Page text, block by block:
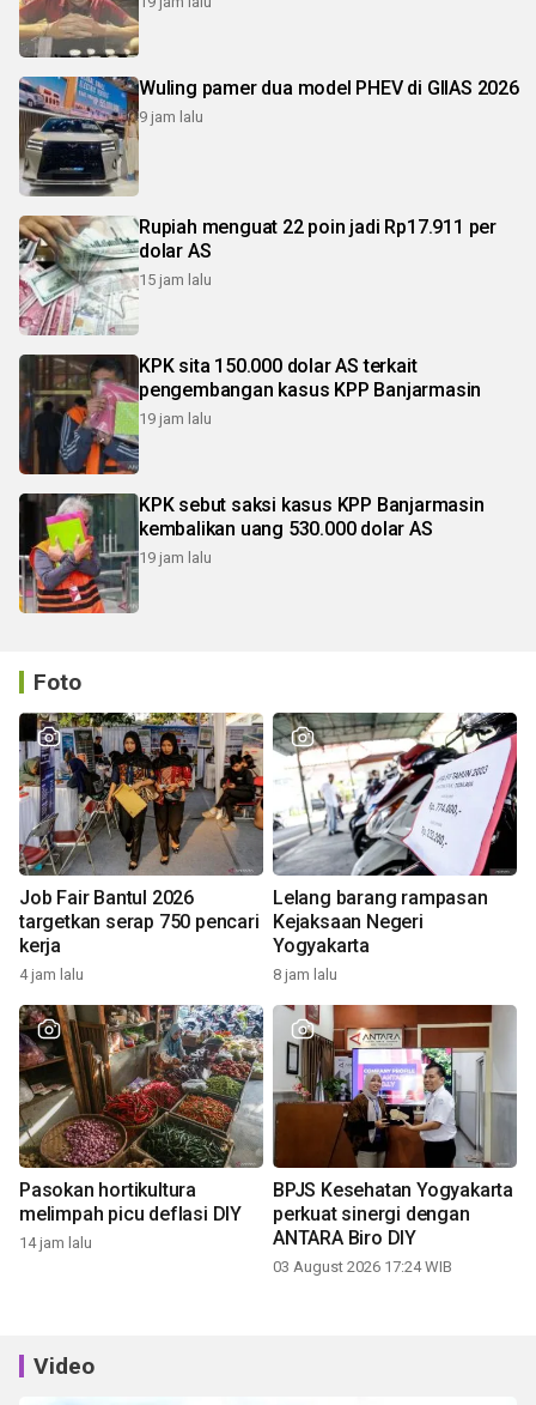
Wuling pamer dua model PHEV di GIIAS 2026
9 jam lalu
Rupiah menguat 22 poin jadi Rp17.911 per
dolar AS
15 jam lalu
KPK sita 150.000 dolar AS terkait
pengembangan kasus KPP Banjarmasin
19 jam lalu
KPK sebut saksi kasus KPP Banjarmasin
kembalikan uang 530.000 dolar AS
19 jam lalu
Foto
Job Fair Bantul 2026
targetkan serap 750 pencari
kerja
4 jam lalu
Lelang barang rampasan
Kejaksaan Negeri
Yogyakarta
8 jam lalu
Pasokan hortikultura
melimpah picu deflasi DIY
14 jam lalu
BPJS Kesehatan Yogyakarta
perkuat sinergi dengan
ANTARA Biro DIY
03 August 2026 17:24 WIB
Video